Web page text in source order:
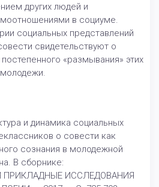
других людей и
в социуме.
социальных представлений
свидетельствуют о
«размывания» этих
и динамика социальных
о совести как
сознания в молодежной
В сборнике:
ИССЛЕДОВАНИЯ